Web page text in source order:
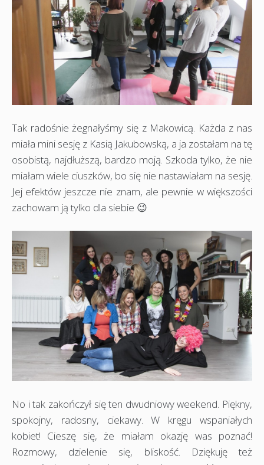
Tak radośnie żegnałyśmy się z Makowicą. Każda z nas
miała mini sesję z Kasią Jakubowską, a ja zostałam na tę
osobistą, najdłuższą, bardzo moją. Szkoda tylko, że nie
miałam wiele ciuszków, bo się nie nastawiałam na sesję.
Jej efektów jeszcze nie znam, ale pewnie w większości
zachowam ją tylko dla siebie 😉
No i tak zakończył się ten dwudniowy weekend. Piękny,
spokojny, radosny, ciekawy. W kręgu wspaniałych
kobiet! Cieszę się, że miałam okazję was poznać!
Rozmowy, dzielenie się, bliskość. Dziękuję też